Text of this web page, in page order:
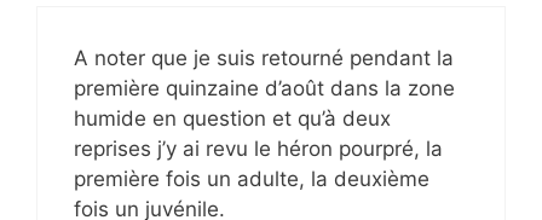
A noter que je suis retourné pendant la
première quinzaine d’août dans la zone
humide en question et qu’à deux
reprises j’y ai revu le héron pourpré, la
première fois un adulte, la deuxième
fois un juvénile.